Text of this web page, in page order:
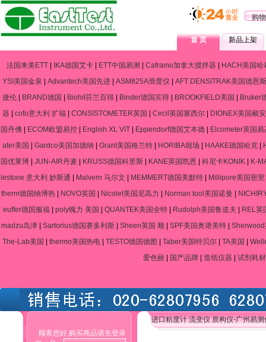
购
首 页 新品上架
法国来美ETT IKA德国艾卡 ETT中国易测 Caframo加拿大搅拌器
HACH美国哈
YSI美国金泉
Advantech美国先进| ASM825A滑度仪
AFT DENSITRAK美国德恩斯
捷伦| BRAND德国 Biohit芬兰百得| Binder德国宾得| BROOKFIELD美国
Bruker
器| cofo意大利 扩福| CONSISTOMETER英国 Cecil英国塞西尔| DIONEX美国戴安
国丹佛| ECOM欧盟易控| English XL VIT| Eppendorf德国艾本德|
Elcometer英国易
ater美国
Gardco美国加德纳 Grant美国格兰特| HORIBA堀场 HAAKE德国哈克|
国优莱博
JUN-AIR丹麦 KRUSS德国科里斯 KANE英国凯恩 科尼卡KONIK
K-
lestone 意大利 妙斯通
Malvern 马尔文 MEMMERT德国美默特
Millipore美国密
therm德国纳博热| NOVO英国 Nicolet美国尼高力 Norman tool美国诺曼
euffer德国服福| poly魄力 美国 QUANTEK美国全特| Rudolph美国鲁道夫
REL英
madzu岛津
Sartorius德国赛多利斯 Sheen英国 顺 SPF美国奥谱美特
The-Lab美国
thermo美国热电| TESTO德国德图 Taber美国特贝尔| TA美国
爱色丽| 国产品牌| 造纸仪器| 试剂耗材
顾客您好,购买商品请先登录
进口粘度计 流变仪 质构仪-广州易